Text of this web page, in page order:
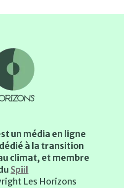
un média en ligne
à la transition
climat, et membre
Spiil
Les Horizons